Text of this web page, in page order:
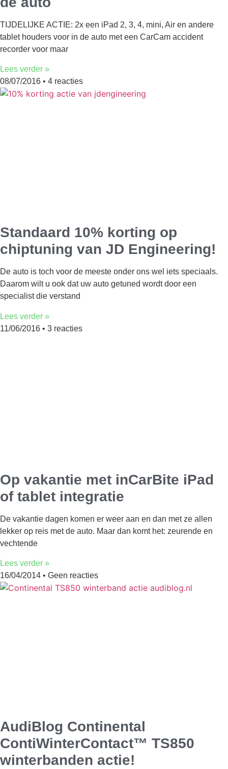
TIJDELIJKE ACTIE: 2x een iPad 2, 3, 4, mini, Air en andere
tablet houders voor in de auto met een CarCam accident
recorder voor maar
Lees verder »
08/07/2016
4 reacties
Standaard 10% korting op
chiptuning van JD Engineering!
De auto is toch voor de meeste onder ons wel iets speciaals.
Daarom wilt u ook dat uw auto getuned wordt door een
specialist die verstand
Lees verder »
11/06/2016
3 reacties
Op vakantie met inCarBite iPad
of tablet integratie
De vakantie dagen komen er weer aan en dan met ze allen
lekker op reis met de auto. Maar dan komt het: zeurende en
vechtende
Lees verder »
16/04/2014
Geen reacties
AudiBlog Continental
ContiWinterContact™ TS850
winterbanden actie!